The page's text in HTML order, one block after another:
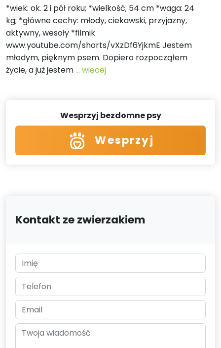
*wiek: ok. 2 i pół roku; *wielkość; 54 cm *waga: 24
kg; *główne cechy: młody, ciekawski, przyjazny,
aktywny, wesoły *filmik
www.youtube.com/shorts/vXzDf6YjkmE Jestem
młodym, pięknym psem. Dopiero rozpocząłem
życie, a już jestem... więcej
Wesprzyj bezdomne psy
Wesprzyj
Kontakt ze zwierzakiem